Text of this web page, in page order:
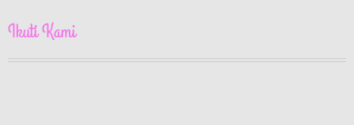
Ikuti Kami